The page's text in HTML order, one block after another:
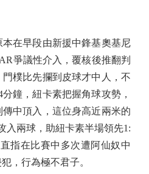
在早段由新援中鋒基奧基尼
爭議性介入，覆核後推翻判
樸比先攔到皮球才中人，不
鐘，紐卡素把握角球攻勢，
中頂入，這位身高近兩米的
入兩球，助紐卡素半場領先1:
指在比賽中多次遭阿仙奴中
，行為極不君子。